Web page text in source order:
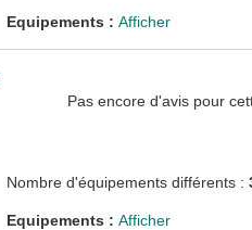
Equipements : Afficher
Pas encore d'avis pour
Nombre d'équipements différents :
Equipements : Afficher